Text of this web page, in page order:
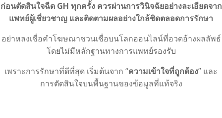
ก่อนตัดสินใจฉีด GH ทุกครั้ง ควรผ่านการวินิจฉัยอย่างละเอียดจาก
แพทย์ผู้เชี่ยวชาญ และติดตามผลอย่างใกล้ชิดตลอดการรักษา
อย่าหลงเชื่อคำโฆษณาชวนเชื่อบนโลกออนไลน์ที่อวดอ้างผลลัพธ์
โดยไม่มีหลักฐานทางการแพทย์รองรับ
เพราะการรักษาที่ดีที่สุด เริ่มต้นจาก “ความเข้าใจที่ถูกต้อง” และ
การตัดสินใจบนพื้นฐานของข้อมูลที่แท้จริง